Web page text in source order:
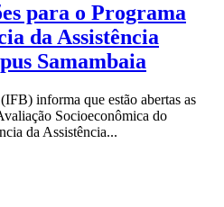
para o Programa
da Assistência
Samambaia
informa que estão abertas as
Socioeconômica do
da Assistência...